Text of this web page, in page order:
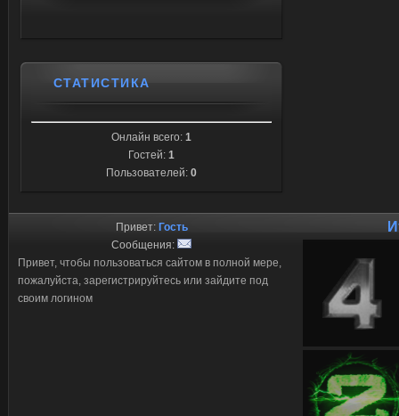
СТАТИСТИКА
Онлайн всего: 1
Гостей: 1
Пользователей: 0
Привет: Гость
Сообщения:
Привет, чтобы пользоваться сайтом в полной мере,
пожалуйста, зарегистрируйтесь или зайдите под
своим логином